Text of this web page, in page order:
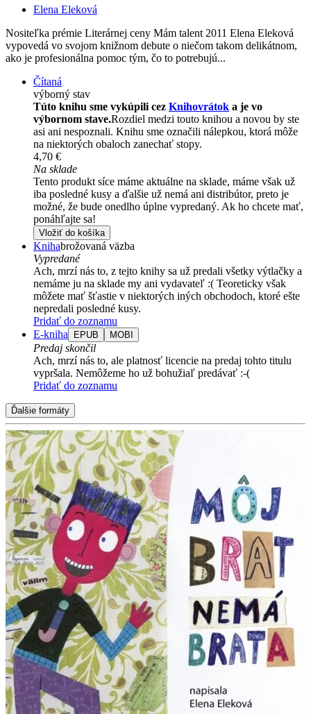
Elena Eleková
Nositeľka prémie Literárnej ceny Mám talent 2011 Elena Eleková
vypovedá vo svojom knižnom debute o niečom takom delikátnom,
ako je profesionálna pomoc tým, čo to potrebujú...
Čítaná
výborný stav
Túto knihu sme vykúpili cez Knihovrátok a je vo
výbornom stave.Rozdiel medzi touto knihou a novou by ste
asi ani nespoznali. Knihu sme označili nálepkou, ktorá môže
na niektorých obaloch zanechať stopy.
4,70 €
Na sklade
Tento produkt síce máme aktuálne na sklade, máme však už
iba posledné kusy a ďalšie už nemá ani distribútor, preto je
možné, že bude onedlho úplne vypredaný. Ak ho chcete mať,
ponáhľajte sa!
Vložiť do košíka
Knihabrožovaná väzba
Vypredané
Ach, mrzí nás to, z tejto knihy sa už predali všetky výtlačky a
nemáme ju na sklade my ani vydavateľ :( Teoreticky však
môžete mať šťastie v niektorých iných obchodoch, ktoré ešte
nepredali posledné kusy.
Pridať do zoznamu
E-kniha
EPUB MOBI
Predaj skončil
Ach, mrzí nás to, ale platnosť licencie na predaj tohto titulu
vypršala. Nemôžeme ho už bohužiaľ predávať :-(
Pridať do zoznamu
Ďalšie formáty